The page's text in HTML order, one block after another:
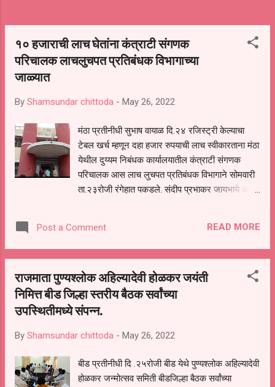
१० हजाराची लाच घेतांना कंत्राटी संगणक
परिचालक लाचलुचपत प्रतिबंधक विभागाच्या
जाळ्यात
By Shamsundar chittoda - May 26, 2022
मंठा प्रतीनीधी सुभाष वायाळ दि.२४ रजिस्ट्री केल्याचा
टेबल खर्च म्हणून दहा हजार रुपयाची लाच स्वीकारताना मंठा
येथील दुय्यम निबंधक कार्यालयातील कंत्राटी संगणक
परिचालक आस लाच लुचपत प्रतिबंधक विभागाने सोमवारी
ता.२३रोजी रंगेहात पकडले. संदीप प्रभाकर जायभाये असे
प्लॉट खरेदी केला होता या प्लॉटची रजिस्ट्री १९ मे रोजी
तक्रारदार यांनी दुय्यम निबंधक कार्यालय मंठा येथे जाऊन
स्वतःकडे ठेवून घेतली व तसेच त्यांनी करण्यासाठी लागलेला
टेबल खर्च म्हणून तक्रारदार यांच्याकडे दहा हजार रुपये
लाचेची मागणी केली.तक्रारदार यांची लाच देण्याची इच्छा
संपर्क साधून तक्रार दिली. या तक्रारीवरून २३ मे
संदीप जायभाये यांनी तक्रारदार यांच्याकडे रजिस्ट्री
करण्यासाठी लागलेल्या टेबल खर्च म्हणून दहा हजार रुपये
Post a Comment READ MORE
राजमाता पुण्यश्लोक अहिल्यादेवी होळकर जयंती
निमित्त बीड जिल्हा स्तरीय बैठक सर्वांच्या
उपस्थितीमध्ये संपन्न.
By Shamsundar chittoda - May 26, 2022
बीड प्रतीनीधी दि .२५रोजी बीड येथे पुण्यश्लोक अहिल्यादेवी
होळकर जन्मोत्सव समिती बीडजिल्हा बैठक सर्वांच्या